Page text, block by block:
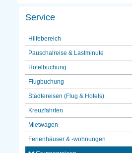
Service
Hilfebereich
Pauschalreise & Lastminute
Hotelbuchung
Flugbuchung
Städtereisen (Flug & Hotels)
Kreuzfahrten
Mietwagen
Ferienhäuser & -wohnungen